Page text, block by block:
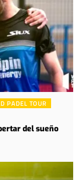
PADEL TOUR
del sueño